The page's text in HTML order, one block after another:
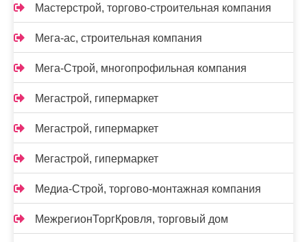
Мастерстрой, торгово-строительная компания
Мега-ас, строительная компания
Мега-Строй, многопрофильная компания
Мегастрой, гипермаркет
Мегастрой, гипермаркет
Мегастрой, гипермаркет
Медиа-Строй, торгово-монтажная компания
МежрегионТоргКровля, торговый дом